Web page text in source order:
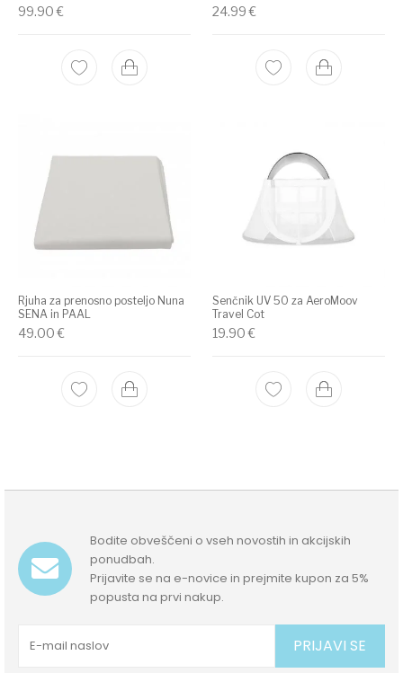
99.90€ 24.99€
Rjuha za prenosno posteljo Nuna
SENA in PAAL
49.00€
Senčnik UV 50 za AeroMoov
Travel Cot
19.90€
Bodite obveščeni o vseh novostih in akcijskih
ponudbah.
Prijavite se na e-novice in prejmite kupon za 5%
popusta na prvi nakup.
PRIJAVI SE